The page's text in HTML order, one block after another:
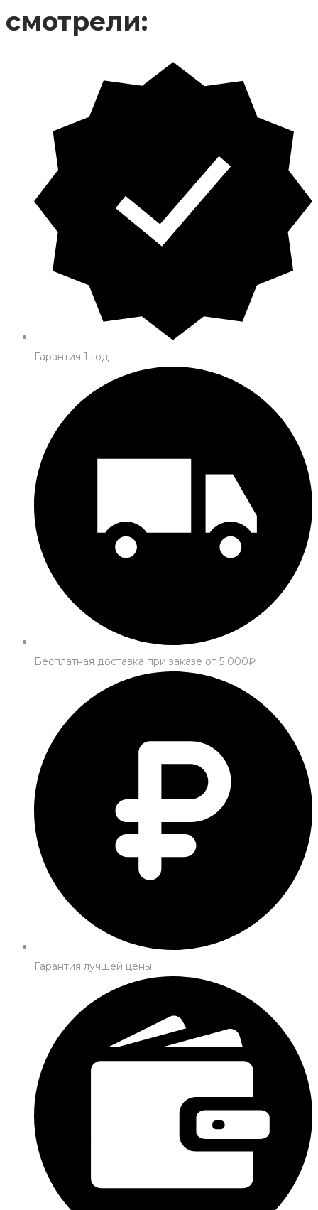
смотрели:
Гарантия 1 год
Бесплатная доставка при заказе от 5 000₽
Гарантия лучшей цены